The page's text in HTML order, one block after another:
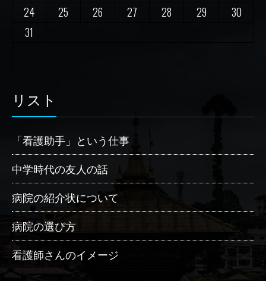
24
25 26 27 28 29
30
31
リスト
「看護助手」という仕事
中学時代の友人の話
病院の紹介状について
病院の選び方
看護師さんのイメージ